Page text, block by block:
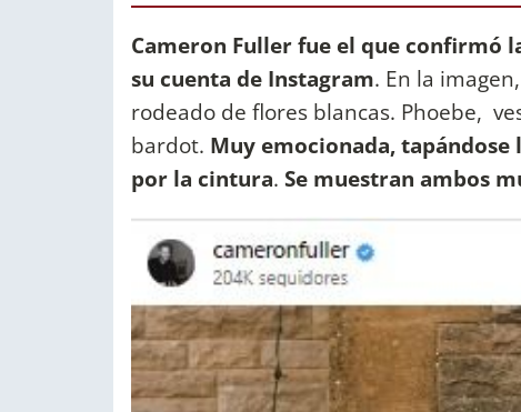
Cameron Fuller fue el que confirmó
su cuenta de Instagram. En la
rodeado de flores blancas. Phoebe,
bardot. Muy emocionada,
por la cintura. Se muestran ambos